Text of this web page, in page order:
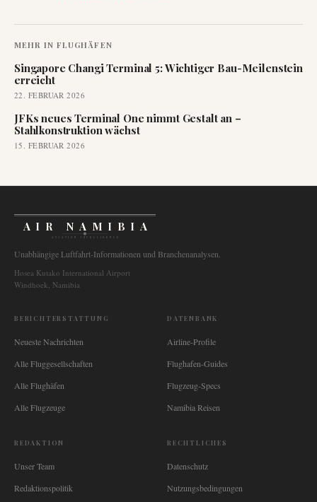
MEHR IN FLUGHÄFEN
Singapore Changi Terminal 5: Wichtiger Bau-Meilenstein
erreicht
22. FEBRUAR 2026
JFKs neues Terminal One nimmt Gestalt an –
Stahlkonstruktion wächst
15. FEBRUAR 2026
AIR NAMIBIA
AVIATION INTELLIGENCE
Unabhängige Luftfahrt-Informationen und Branchenanalysen.
Hosea Kutako International Airport
Windhoek, Namibia
BERICHTERSTATTUNG
Neueste Nachrichten
Alle Fluggesellschaften
Alle Flughäfen
Alle Flugzeuge
DATENBANK
Airline-Profile
Flughafen-Guides
Flugzeug-Specs
Namibia Reisen
REDAKTION
Unser Team
Redaktionspolitik
RECHTLICHES
Datenschutz
Nutzungsbedingungen